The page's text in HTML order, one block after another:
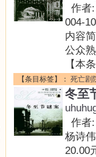
作者
004-
内容
公众
【本
【条目标签】： 死亡剧
冬至
作者
杨诗
20.00